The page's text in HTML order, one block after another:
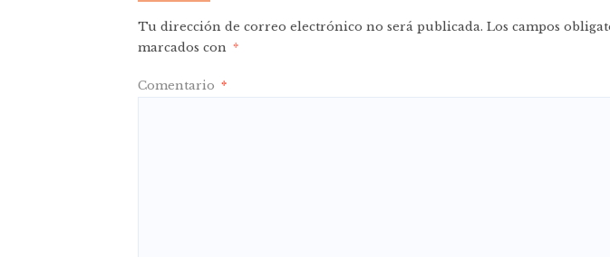
Tu dirección de correo electrónico no será publicada. Los campos
marcados con *
Comentario *